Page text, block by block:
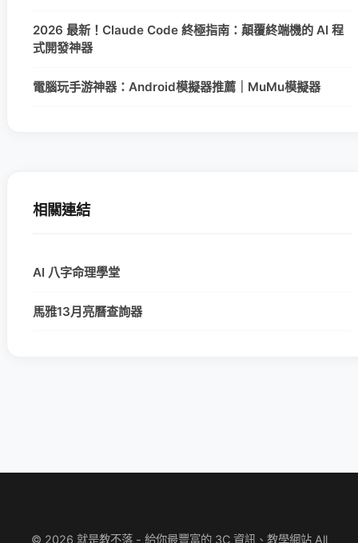
2026 最新！Claude Code 終極指南：顛覆終端機的 AI 程
式開發神器
電腦玩手游神器：Android模擬器推薦｜MuMu模擬器
相關連結
AI 八字命理學堂
馬雅13月亮曆查詢器
© 2026 就是教不落 - 給你最豐富的 3C 資訊、教學網站 All